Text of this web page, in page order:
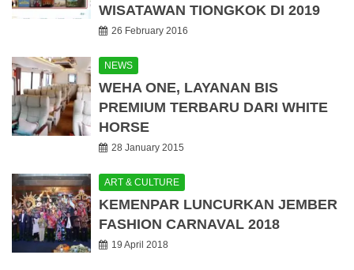
WISATAWAN TIONGKOK DI 2019
26 February 2016
NEWS
WEHA ONE, LAYANAN BIS
PREMIUM TERBARU DARI WHITE
HORSE
28 January 2015
ART & CULTURE
KEMENPAR LUNCURKAN JEMBER
FASHION CARNAVAL 2018
19 April 2018